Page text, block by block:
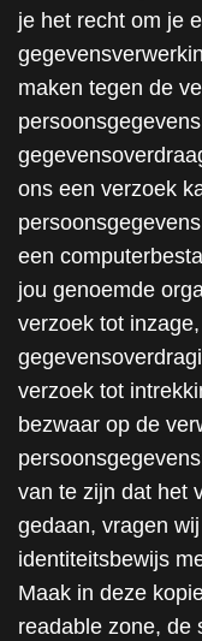
je het recht om je
maken tegen de
ons een verzoek
een
jou genoemde
verzoek tot
verzoek tot
bezwaar op de
van te zijn dat het
gedaan, vragen
identiteitsbewijs
Maak in deze
readable zone, de